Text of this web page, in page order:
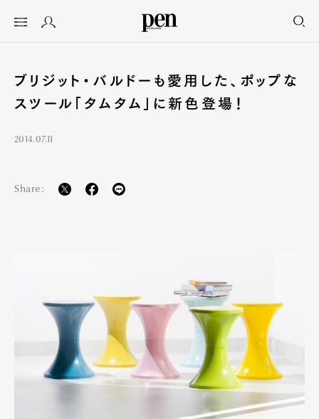
ブリジット・バルドーも愛用した、ポップな
スツール「タムタム」に新色登場！
2014.07.11
Share: